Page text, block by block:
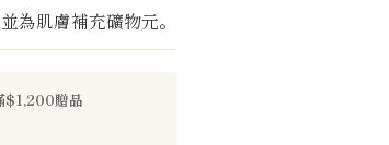
為肌膚補充礦物元。
$1,200贈品